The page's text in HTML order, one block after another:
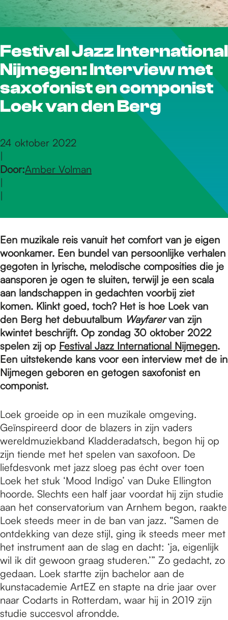
r
d
e
e
p
a
g
e
Festival Jazz International
Nijmegen: Interview met
saxofonist en componist
Loek van den Berg
24 oktober 2022
|
Door:Amber Volman
|
|
Een muzikale reis vanuit het comfort van je eigen
woonkamer. Een bundel van persoonlijke verhalen
gegoten in lyrische, melodische composities die je
aansporen je ogen te sluiten, terwijl je een scala
aan landschappen in gedachten voorbij ziet
komen. Klinkt goed, toch? Het is hoe Loek van
den Berg het debuutalbum Wayfarervan zijn
kwintet beschrijft. Op zondag 30 oktober 2022
spelen zij op Festival Jazz International Nijmegen.
Een uitstekende kans voor een interview met de in
Nijmegen geboren en getogen saxofonist en
componist.
Loek groeide op in een muzikale omgeving.
Geïnspireerd door de blazers in zijn vaders
wereldmuziekband Kladderadatsch, begon hij op
zijn tiende met het spelen van saxofoon. De
liefdesvonk met jazz sloeg pas écht over toen
Loek het stuk ‘Mood Indigo’ van Duke Ellington
hoorde. Slechts een half jaar voordat hij zijn studie
aan het conservatorium van Arnhem begon, raakte
Loek steeds meer in de ban van jazz. “Samen de
ontdekking van deze stijl, ging ik steeds meer met
het instrument aan de slag en dacht: ‘ja, eigenlijk
wil ik dit gewoon graag studeren.’” Zo gedacht, zo
gedaan. Loek startte zijn bachelor aan de
kunstacademie ArtEZ en stapte na drie jaar over
naar Codarts in Rotterdam, waar hij in 2019 zijn
studie succesvol afrondde.